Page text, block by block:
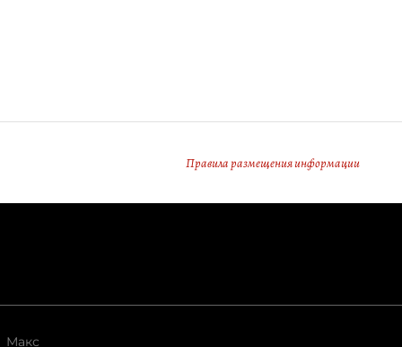
Правила размещения информации
Макс